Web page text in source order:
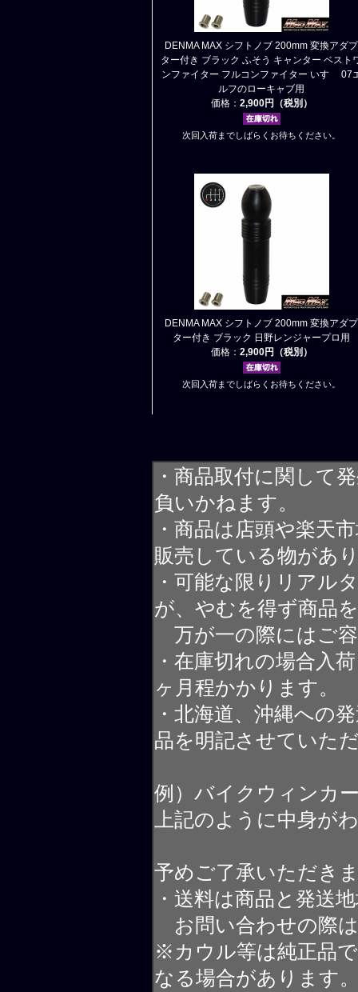
DENMA MAX シフトノブ 200mm 変換アダプ
ター付き ブラック ふそう キャンター ベスト
ンファイター フルコンファイター いすゞ 07
ルフのローキャブ用
価格： 2,900円（税別）
次回入荷までしばらくお待ちください。
DENMA MAX シフトノブ 200mm 変換アダプ
ター付き ブラック 日野レンジャープロ用
価格： 2,900円（税別）
次回入荷までしばらくお待ちください。
・商品取付に関して
負いかねます。
・商品は店頭や楽天
販売している物があ
・可能な限りリアル
が、やむを得ず商品
万が一の際にはご
・在庫切れの場合入
ヶ月程かかります。
・北海道、沖縄への
品を明記させていた
例）バイクウィンカ
上記のように中身が
予めご了承いただき
・送料は商品と発送
お問い合わせの際
※カウル等は純正品
なる場合があります